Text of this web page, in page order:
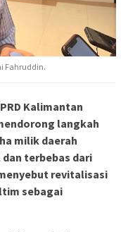
Fahruddin.
Kalimantan
langkah
milik daerah
terbebas dari
revitalisasi
sebagai